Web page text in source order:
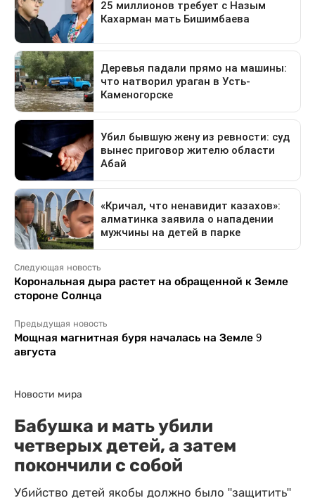
Следующая новость
Корональная дыра растет на обращенной к Земле
стороне Солнца
Предыдущая новость
Мощная магнитная буря началась на Земле 9
августа
Новости мира
Бабушка и мать убили
четверых детей, а затем
покончили с собой
Убийство детей якобы должно было "защитить"